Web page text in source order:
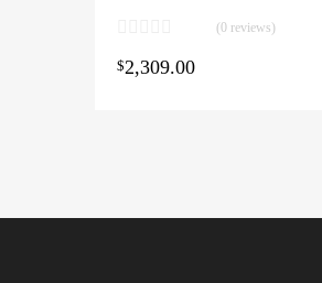
(0 reviews)
$2,309.00